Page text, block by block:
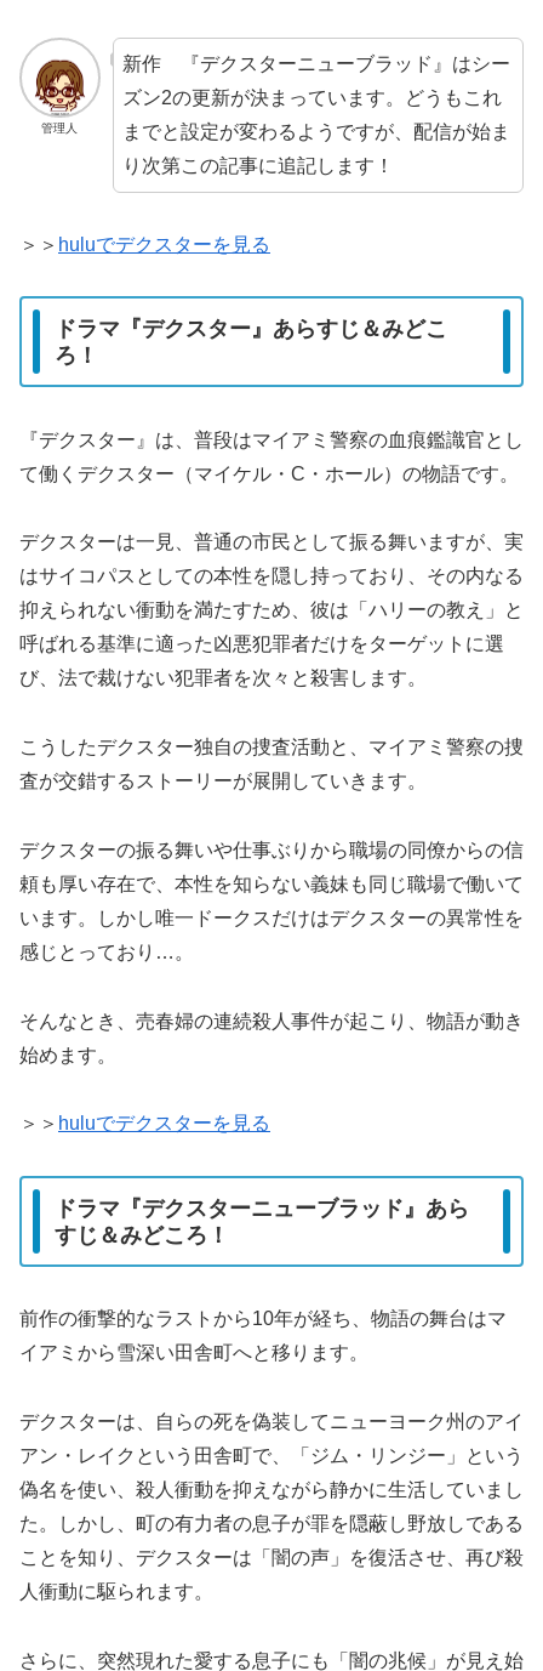
管理人
新作 『デクスターニューブラッド』はシー
ズン2の更新が決まっています。どうもこれ
までと設定が変わるようですが、配信が始ま
り次第この記事に追記します！
＞＞ huluでデクスターを見る
ドラマ『デクスター』あらすじ＆みどこ
ろ！
『デクスター』は、普段はマイアミ警察の血痕鑑識官とし
て働くデクスター（マイケル・C・ホール）の物語です。
デクスターは一見、普通の市民として振る舞いますが、実
はサイコパスとしての本性を隠し持っており、その内なる
抑えられない衝動を満たすため、彼は「ハリーの教え」と
呼ばれる基準に適った凶悪犯罪者だけをターゲットに選
び、法で裁けない犯罪者を次々と殺害します。
こうしたデクスター独自の捜査活動と、マイアミ警察の捜
査が交錯するストーリーが展開していきます。
デクスターの振る舞いや仕事ぶりから職場の同僚からの信
頼も厚い存在で、本性を知らない義妹も同じ職場で働いて
います。しかし唯一ドークスだけはデクスターの異常性を
感じとっており…。
そんなとき、売春婦の連続殺人事件が起こり、物語が動き
始めます。
＞＞ huluでデクスターを見る
ドラマ『デクスターニューブラッド』あら
すじ＆みどころ！
前作の衝撃的なラストから10年が経ち、物語の舞台はマ
イアミから雪深い田舎町へと移ります。
デクスターは、自らの死を偽装してニューヨーク州のアイ
アン・レイクという田舎町で、「ジム・リンジー」という
偽名を使い、殺人衝動を抑えながら静かに生活していまし
た。しかし、町の有力者の息子が罪を隠蔽し野放しである
ことを知り、デクスターは「闇の声」を復活させ、再び殺
人衝動に駆られます。
さらに、突然現れた愛する息子にも「闇の兆候」が見え始